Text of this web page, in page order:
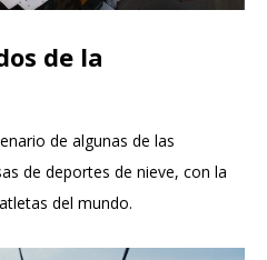
de la
de algunas de las
de deportes de nieve, con la
del mundo.